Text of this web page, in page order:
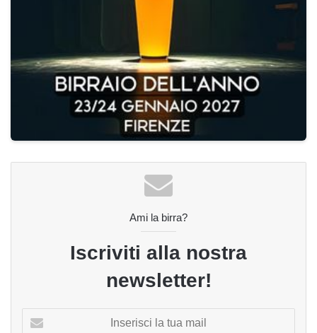
Ami la birra?
Iscriviti alla nostra
newsletter!